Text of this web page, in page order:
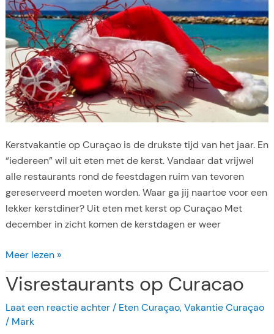
:
P
o
t
o
M
a
iKerstvakantie op Curaçao is de drukste tijd van het jaar. En
“iedereen” wil uit eten met de kerst. Vandaar dat vrijwel
alle restaurants rond de feestdagen ruim van tevoren
gereserveerd moeten worden. Waar ga jij naartoe voor een
lekker kerstdiner? Uit eten met kerst op Curaçao Met
december in zicht komen de kerstdagen er weer
K
e
r
s
t
Meer lezen »
Visrestaurants op Curacao
Laat een reactie achter / Eten Curaçao,Vakantie Curaçao
/ Mark